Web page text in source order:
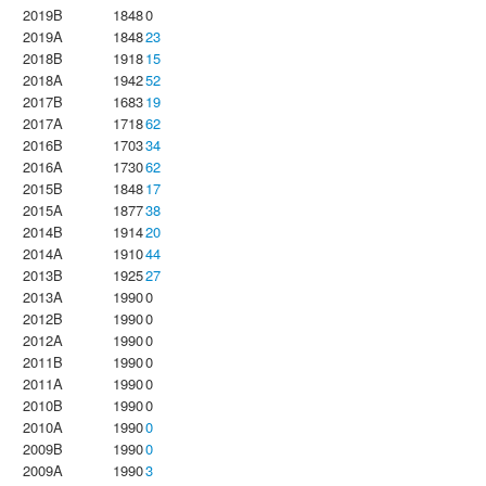
2019B
18480
2019A
184823
2018B
191815
2018A
194252
2017B
168319
2017A
171862
2016B
170334
2016A
173062
2015B
184817
2015A
187738
2014B
191420
2014A
191044
2013B
192527
2013A
19900
2012B
19900
2012A
19900
2011B
19900
2011A
19900
2010B
19900
2010A
19900
2009B
19900
2009A
19903